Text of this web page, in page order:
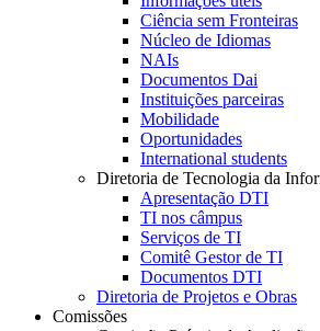
Ciência sem Fronteiras
Núcleo de Idiomas
NAIs
Documentos Dai
Instituições parceiras
Mobilidade
Oportunidades
International students
Diretoria de Tecnologia da
Apresentação DTI
TI nos câmpus
Serviços de TI
Comitê Gestor de TI
Documentos DTI
Diretoria de Projetos e Obras
Comissões